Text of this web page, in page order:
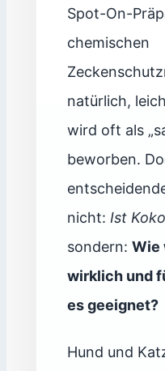
Spot-On-
chemischen
natürlich,
wird oft als
beworben.
nicht: Ist
sondern:Wie
wirklich und
es geeignet?
Hund und